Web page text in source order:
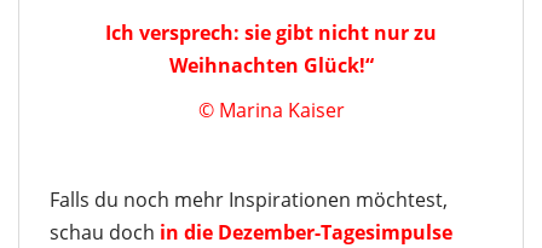
Ich versprech: sie gibt nicht nur zu
Weihnachten Glück!“
© Marina Kaiser
Falls du noch mehr Inspirationen möchtest,
schau doch in die Dezember-Tagesimpulse